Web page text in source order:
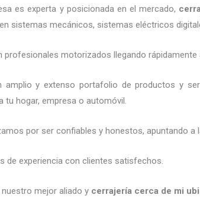
es experta y posicionada en el mercado,
sistemas mecánicos, sistemas eléctricos
motorizados llegando rápidamente
amplio y extenso portafolio de productos y
tu hogar, empresa o automóvil.
por ser confiables y honestos, apuntando
de experiencia con clientes satisfechos.
mejor aliado y cerrajería cerca de mi